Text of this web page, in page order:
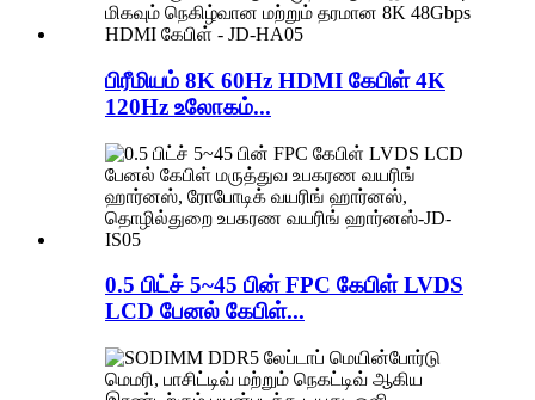
பிரீமியம் 8K 60Hz HDMI கேபிள் 4K
120Hz உலோகம்...
0.5 பிட்ச் 5~45 பின் FPC கேபிள் LVDS
LCD பேனல் கேபிள்...